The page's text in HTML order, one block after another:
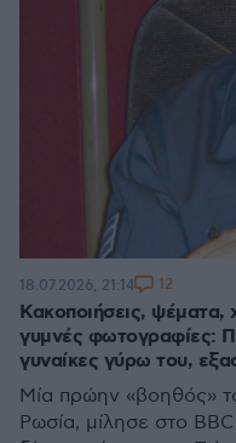
Κακοποιήσεις, ψέματα,
γυμνές φωτογραφίες:
γυναίκες γύρω του,
Μία πρώην «βοηθός»
Ρωσία, μίλησε στο
18.07.2026, 21:14 12